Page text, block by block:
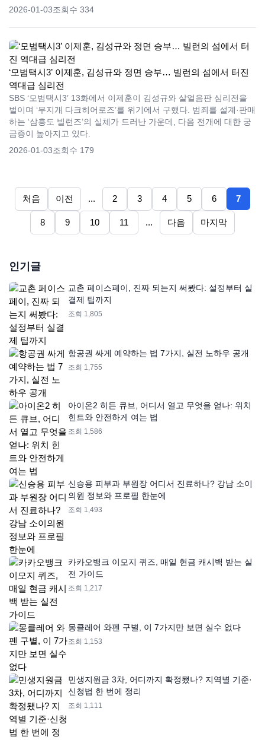
2026-01-03조회수 334
‘모범택시3’ 이제훈, 김성규와 정면 승부… 빌런의 섬에서 터진
역대급 심리전
SBS ‘모범택시3’ 13화에서 이제훈이 김성규와 살얼음판 심리전을
벌이며 ‘무지개 다크히어로즈’를 위기에서 구했다. 범죄를 설계·판매
하는 ‘삼흥도 빌런즈’의 실체가 드러난 가운데, 다음 전개에 대한 궁
금증이 높아지고 있다.
2026-01-03조회수 179
처음 이전 ... 2 3 4 5 6 7
8 9 10 11 ... 다음 마지막
인기글
교촌 페이스페이, 진짜 되는지 써봤다: 설정부터 실
결제 팁까지
조회 1,805
항공권 싸게 예약하는 법 7가지, 실전 노하우 공개
조회 1,755
아이온2 히든 큐브, 어디서 열고 무엇을 얻나: 위치
힌트와 안전하게 여는 법
조회 1,586
신승용 피부과 부원장 어디서 진료하나? 강남 소이
의원 정보와 프로필 한눈에
조회 1,493
카카오뱅크 이모지 퀴즈, 매일 현금 캐시백 받는 실
전 가이드
조회 1,217
몽클레어 와펜 구별, 이 7가지만 보면 실수 없다
조회 1,153
민생지원금 3차, 어디까지 확정됐나? 지역별 기준·
신청법 한 번에 정리
조회 1,111